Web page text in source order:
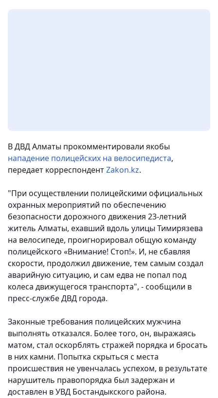
В ДВД Алматы прокомментировали якобы
нападение полицейских на велосипедиста,
передает корреспондентZakon.kz.
"При осуществлении полицейскими официальных
охранных мероприятий по обеспечению
безопасности дорожного движения 23-летний
житель Алматы, ехавший вдоль улицы Тимирязева
на велосипеде, проигнорировал общую команду
полицейского «Внимание! Стоп!». И, не сбавляя
скорости, продолжил движение, тем самым создал
аварийную ситуацию, и сам едва не попал под
колеса движущегося транспорта", - сообщили в
пресс-службе ДВД города.
Законные требования полицейских мужчина
выполнять отказался. Более того, он, выражаясь
матом, стал оскорблять стражей порядка и бросать
в них камни. Попытка скрыться с места
происшествия не увенчалась успехом, в результате
нарушитель правопорядка был задержан и
доставлен в УВД Бостандыкского района.